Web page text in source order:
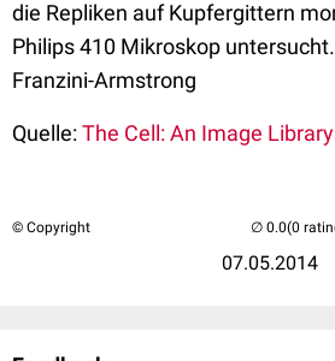
die Repliken auf Kupfergittern
Philips 410 Mikroskop
Franzini-Armstrong
Quelle:The Cell: An Image Library
© Copyright
07.05.2014
(0